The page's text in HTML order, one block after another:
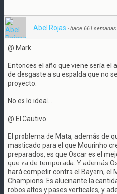
Abel Rojas · hace 661 semanas
@ Mark
Entonces el año que viene sería el
de desgaste a su espalda que no
proyecto.
No es lo ideal...
@ El Cautivo
El problema de Mata, además de
masticado para el que Mourinho
preparados, es que Oscar es el
que va de temporada. Y además
hará competir contra el Bayern, el
Champions. Es alucinante la
robos altos y pases verticales, y